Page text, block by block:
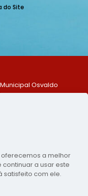
do Site
Municipal Osvaldo
553370-128
1569
Comunicação da
Una - PE
a melhor
continuar a usar este
satisfeito com ele.